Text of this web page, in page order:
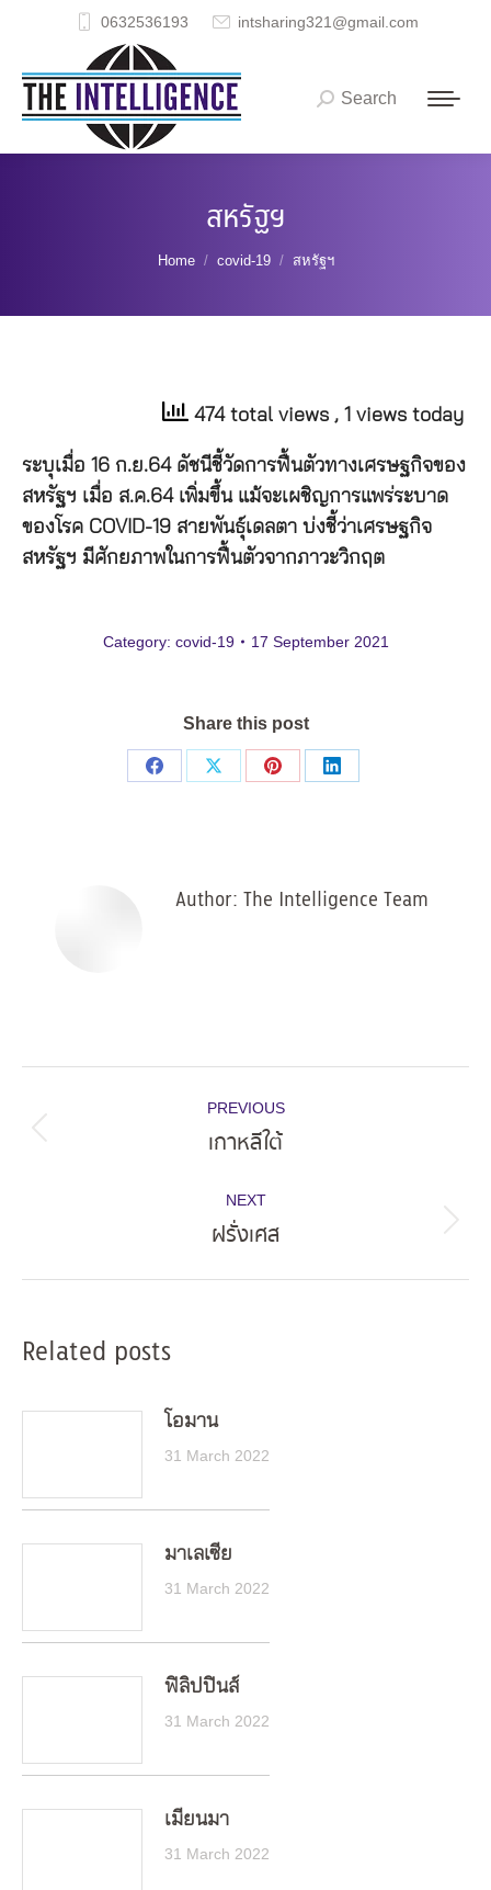
0632536193 intsharing321@gmail.com
Search:
Search
สหรัฐฯ
You are here:
Home covid-19 สหรัฐฯ
474 total views , 1 views today
ระบุเมื่อ 16 ก.ย.64 ดัชนีชี้วัดการฟื้นตัวทางเศรษฐกิจของ
สหรัฐฯ เมื่อ ส.ค.64 เพิ่มขึ้น แม้จะเผชิญการแพร่ระบาด
ของโรค COVID-19 สายพันธุ์เดลตา บ่งชี้ว่าเศรษฐกิจ
สหรัฐฯ มีศักยภาพในการฟื้นตัวจากภาวะวิกฤต
Category: covid-19 17 September 2021
Share this post
Share
Share
Share
Share
Author: The Intelligence Team
navigation
PREVIOUS
Previous
เกาหลีใต้
NEXT
Next
ฝรั่งเศส
Related posts
โอมาน
31 March 2022
มาเลเซีย
31 March 2022
ฟิลิปปินส์
31 March 2022
เมียนมา
31 March 2022